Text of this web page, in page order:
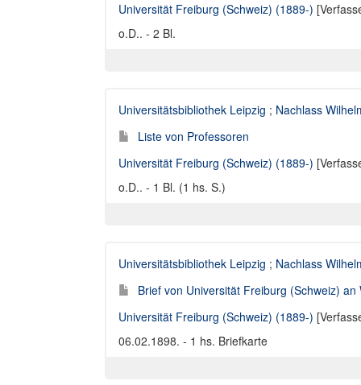
Universität Freiburg (Schweiz) (1889-)
o.D.. - 2 Bl.
Universitätsbibliothek Leipzig ; Nachlass
Liste von Professoren
Universität Freiburg (Schweiz) (1889-)
o.D.. - 1 Bl. (1 hs. S.)
Universitätsbibliothek Leipzig ; Nachlass
Brief von Universität Freiburg (Schweiz)
Universität Freiburg (Schweiz) (1889-)
06.02.1898. - 1 hs. Briefkarte